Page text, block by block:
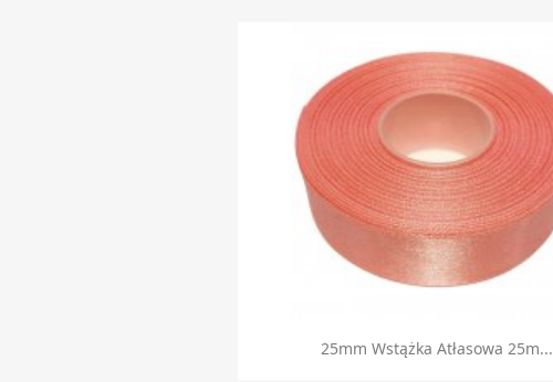
Szybki podgląd
25mm Wstążka Atłasowa 25m...